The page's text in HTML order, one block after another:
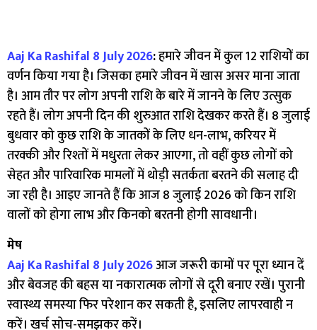
Aaj Ka Rashifal 8 July 2026:हमारे जीवन में कुल 12 राशियों का
वर्णन किया गया है। जिसका हमारे जीवन में खास असर माना जाता
है। आम तौर पर लोग अपनी राशि के बारे में जानने के लिए उत्सुक
रहते हैं। लोग अपनी दिन की शुरुआत राशि देखकर करते हैं। 8 जुलाई
बुधवार को कुछ राशि के जातकों के लिए धन-लाभ, करियर में
तरक्की और रिश्तों में मधुरता लेकर आएगा, तो वहीं कुछ लोगों को
सेहत और पारिवारिक मामलों में थोड़ी सतर्कता बरतने की सलाह दी
जा रही है। आइए जानते हैं कि आज 8 जुलाई 2026 को किन राशि
वालों को होगा लाभ और किनको बरतनी होगी सावधानी।
मेष
Aaj Ka Rashifal 8 July 2026आज जरूरी कामों पर पूरा ध्यान दें
और बेवजह की बहस या नकारात्मक लोगों से दूरी बनाए रखें। पुरानी
स्वास्थ्य समस्या फिर परेशान कर सकती है, इसलिए लापरवाही न
करें। खर्च सोच-समझकर करें।